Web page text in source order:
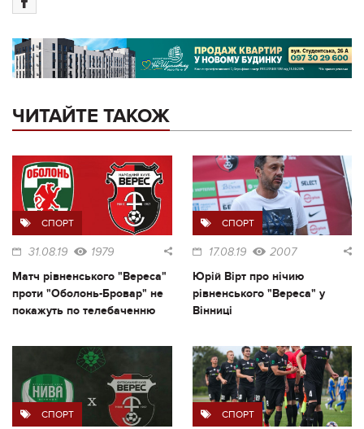
ЧИТАЙТЕ ТАКОЖ
СПОРТ
31.08.19 1979
Матч рівненського "Вереса"
проти "Оболонь-Бровар" не
покажуть по телебаченню
СПОРТ
17.08.19 2007
Юрій Вірт про нічию
рівненського "Вереса" у
Вінниці
СПОРТ СПОРТ